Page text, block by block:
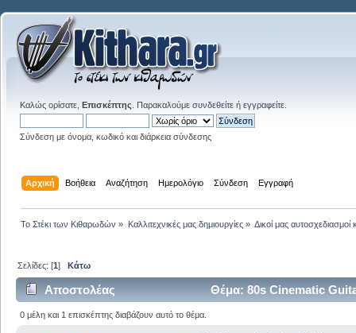
Καλώς ορίσατε, Επισκέπτης . Παρακαλούμε συνδεθείτε ή εγγραφείτε
Σύνδεση με όνομα, κωδικό και διάρκεια σύνδεσης
Αρχική Βοήθεια Αναζήτηση Ημερολόγιο Σύνδεση Εγγραφή
Το Στέκι των Κιθαρωδών » Καλλιτεχνικές μας δημιουργίες» Δικοί μας αυτοσχεδιασμοί
Σελίδες: [1]Κάτω
Αποστολέας Θέμα: 80s Cinematic
0 μέλη και 1 επισκέπτης διαβάζουν αυτό το θέμα.